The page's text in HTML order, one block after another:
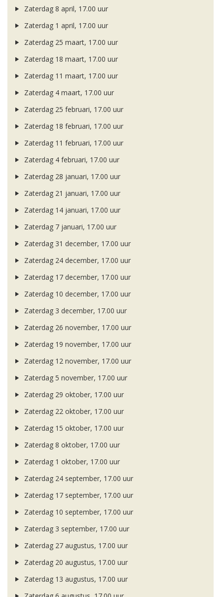
Zaterdag 8 april, 17.00 uur
Zaterdag 1 april, 17.00 uur
Zaterdag 25 maart, 17.00 uur
Zaterdag 18 maart, 17.00 uur
Zaterdag 11 maart, 17.00 uur
Zaterdag 4 maart, 17.00 uur
Zaterdag 25 februari, 17.00 uur
Zaterdag 18 februari, 17.00 uur
Zaterdag 11 februari, 17.00 uur
Zaterdag 4 februari, 17.00 uur
Zaterdag 28 januari, 17.00 uur
Zaterdag 21 januari, 17.00 uur
Zaterdag 14 januari, 17.00 uur
Zaterdag 7 januari, 17.00 uur
Zaterdag 31 december, 17.00 uur
Zaterdag 24 december, 17.00 uur
Zaterdag 17 december, 17.00 uur
Zaterdag 10 december, 17.00 uur
Zaterdag 3 december, 17.00 uur
Zaterdag 26 november, 17.00 uur
Zaterdag 19 november, 17.00 uur
Zaterdag 12 november, 17.00 uur
Zaterdag 5 november, 17.00 uur
Zaterdag 29 oktober, 17.00 uur
Zaterdag 22 oktober, 17.00 uur
Zaterdag 15 oktober, 17.00 uur
Zaterdag 8 oktober, 17.00 uur
Zaterdag 1 oktober, 17.00 uur
Zaterdag 24 september, 17.00 uur
Zaterdag 17 september, 17.00 uur
Zaterdag 10 september, 17.00 uur
Zaterdag 3 september, 17.00 uur
Zaterdag 27 augustus, 17.00 uur
Zaterdag 20 augustus, 17.00 uur
Zaterdag 13 augustus, 17.00 uur